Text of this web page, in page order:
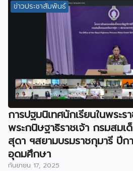
ข่าวประชาสัมพันธ์
การปฐมนิเทศนักเรียนในพระร
พระกนิษฐาธิราชเจ้า กรมสมเ
สุดา ฯสยามบรมราชกุมารี ปี
อุดมศึกษา
กันยายน 17, 2025